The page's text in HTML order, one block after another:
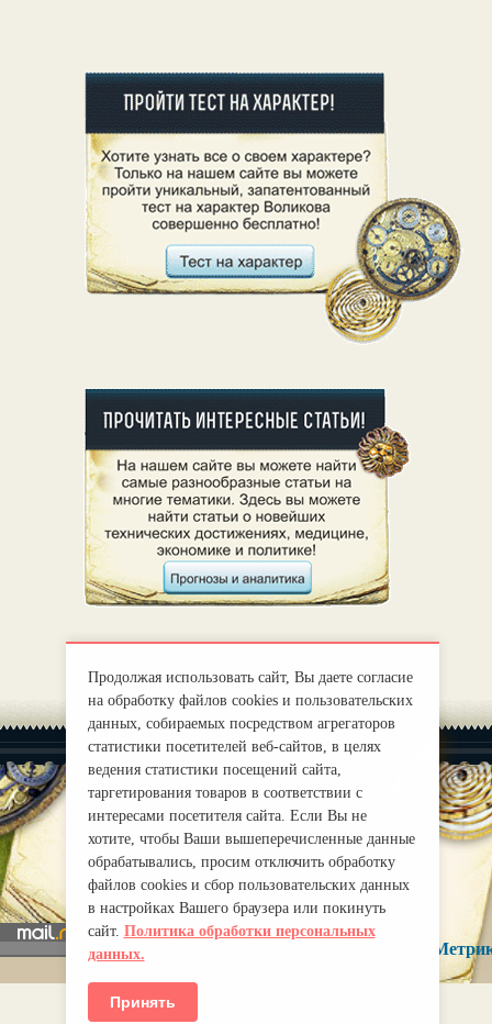
О нас |
Правила
mirprognoz@mail.ru
Продолжая использовать сайт, Вы даете согласие
на обработку файлов cookies и пользовательских
данных, собираемых посредством агрегаторов
статистики посетителей веб-сайтов, в целях
ведения статистики посещений сайта,
таргетирования товаров в соответствии с
интересами посетителя сайта. Если Вы не
хотите, чтобы Ваши вышеперечисленные данные
обрабатывались, просим отключить обработку
файлов cookies и сбор пользовательских данных
в настройках Вашего браузера или покинуть
сайт. Политика обработки персональных
данных.
Принять